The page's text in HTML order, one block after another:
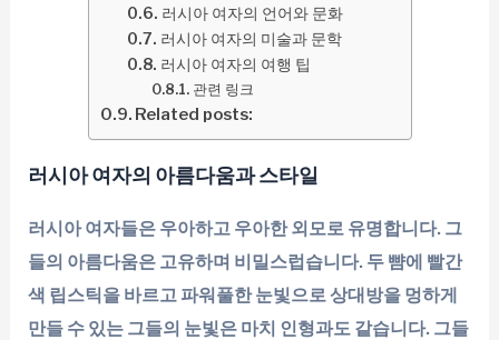
러시아 여자의 언어와 문화
러시아 여자의 미술과 문학
러시아 여자의 여행 팁
관련 링크
Related posts:
러시아 여자의 아름다움과 스타일
러시아 여자들은 우아하고 우아한 외모로 유명합니다. 그
들의 아름다움은 고유하며 비밀스럽습니다. 두 뺨에 빨간
색 립스틱을 바르고 파워풀한 눈빛으로 상대방을 멍하게
만들 수 있는 그들의 눈빛은 마치 인형과도 같습니다. 그들